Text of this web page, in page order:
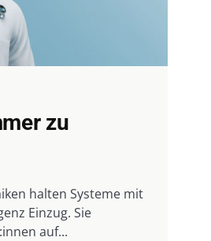
zu
halten Systeme mit
Einzug. Sie
auf...